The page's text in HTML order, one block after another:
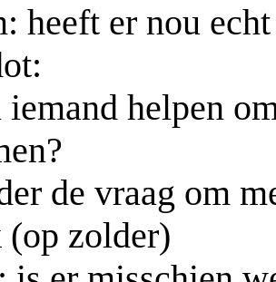
heeft er nou
iemand helpen
de vraag om
(op zolder)